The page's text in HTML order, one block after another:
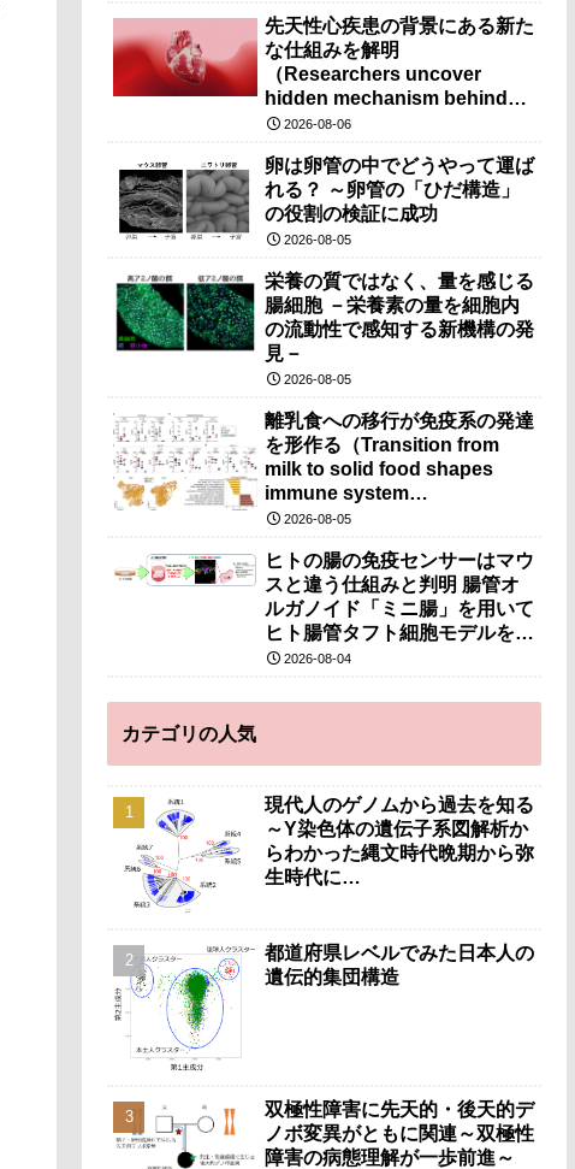
先天性心疾患の背景にある新た
な仕組みを解明
（Researchers uncover
hidden mechanism behind
congenital heart disease）
2026-08-06
卵は卵管の中でどうやって運ば
れる？ ～卵管の「ひだ構造」
の役割の検証に成功
2026-08-05
栄養の質ではなく、量を感じる
腸細胞 －栄養素の量を細胞内
の流動性で感知する新機構の発
見－
2026-08-05
離乳食への移行が免疫系の発達
を形作る（Transition from
milk to solid food shapes
immune system
development）
2026-08-05
ヒトの腸の免疫センサーはマウ
スと違う仕組みと判明 腸管オ
ルガノイド「ミニ腸」を用いて
ヒト腸管タフト細胞モデルを開
発～マウス細胞に代わり細胞治
2026-08-04
カテゴリの人気
現代人のゲノムから過去を知る
～Y染色体の遺伝子系図解析か
らわかった縄文時代晩期から弥
生時代に…
都道府県レベルでみた日本人の
遺伝的集団構造
双極性障害に先天的・後天的デ
ノボ変異がともに関連～双極性
障害の病態理解が一歩前進～